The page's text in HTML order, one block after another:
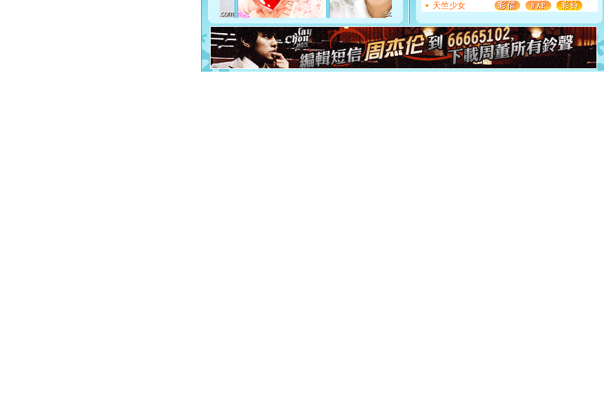
[春节]
风柔雨润好月圆，半岛铁盒伴身边，每日尽显开心
颜！冬去春来似水如烟，劳碌人生需尽欢！听一曲轻歌，
道一声平安！新年吉祥万事如愿
[春节]传说薰衣草有四片叶子：第一片叶子是信仰，第二
片叶子是希望，第三片叶子是爱情，第四片叶子是幸运。
送你一棵薰衣草，愿你新年快乐！
天竺少女